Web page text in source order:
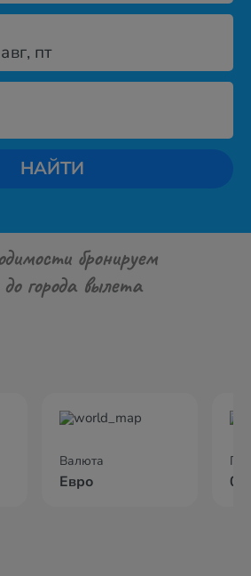
, пт
НАЙТИ
бронируем
города вылета
Валюта
Евро